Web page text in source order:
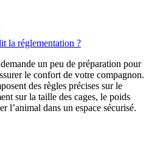
la réglementation ?
un peu de préparation pour
le confort de votre compagnon.
des règles précises sur le
sur la taille des cages, le poids
l’animal dans un espace sécurisé.